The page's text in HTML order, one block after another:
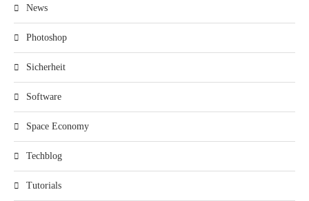
News
Photoshop
Sicherheit
Software
Space Economy
Techblog
Tutorials